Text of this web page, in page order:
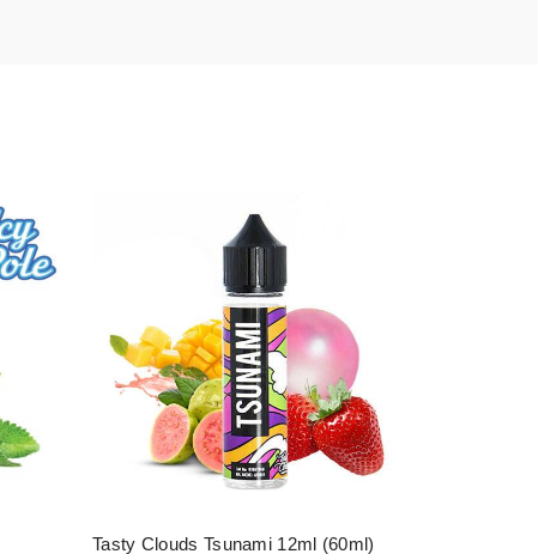
Tasty Clouds Tsunami 12ml (60ml)